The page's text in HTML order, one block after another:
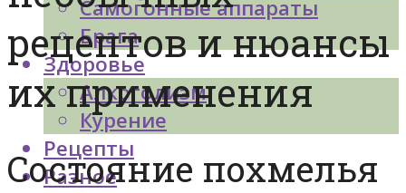
Самогонные аппараты
Брага
Здоровье
Алкоголизм
Курение
Рецепты
Разное
рецептов и нюансы
их применения
Состояние похмелья